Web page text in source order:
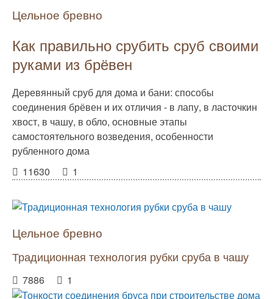
Цельное бревно
Как правильно срубить сруб своими
руками из брёвен
Деревянный сруб для дома и бани: способы
соединения брёвен и их отличия - в лапу, в ласточкин
хвост, в чашу, в обло, основные этапы
самостоятельного возведения, особенности
рубленного дома
11630
1
Цельное бревно
Традиционная технология рубки сруба в чашу
7886 1